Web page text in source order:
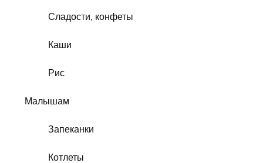
Сладости, конфеты
Каши
Рис
Малышам
Запеканки
Котлеты